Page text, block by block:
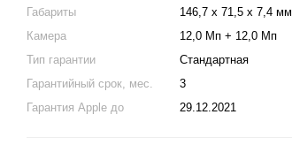
Габариты
146,7 х 71,5 х 7,4 мм
Камера
12,0 Мп + 12,0 Мп
Тип гарантии
Стандартная
Гарантийный срок, мес.
3
Гарантия Apple до
29.12.2021